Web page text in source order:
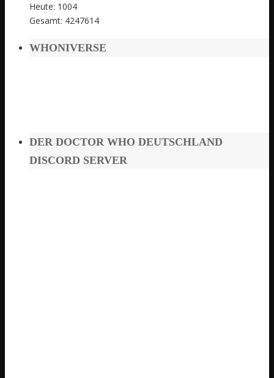
Heute: 1004
Gesamt: 4247614
WHONIVERSE
DER DOCTOR WHO DEUTSCHLAND
DISCORD SERVER